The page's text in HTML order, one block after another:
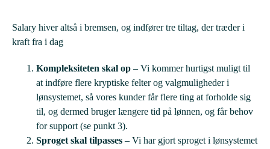
Salary hiver altså i bremsen, og indfører tre tiltag, der træder i
kraft fra i dag
Kompleksiteten skal op – Vi kommer hurtigst muligt til
at indføre flere kryptiske felter og valgmuligheder i
lønsystemet, så vores kunder får flere ting at forholde sig
til, og dermed bruger længere tid på lønnen, og får behov
for support (se punkt 3).
Sproget skal tilpasses – Vi har gjort sproget i lønsystemet